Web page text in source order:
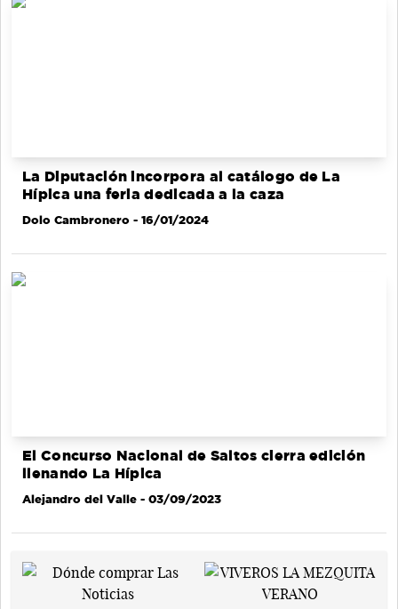
La Diputación incorpora al catálogo de La
Hípica una feria dedicada a la caza
Dolo Cambronero - 16/01/2024
El Concurso Nacional de Saltos cierra edición
llenando La Hípica
Alejandro del Valle - 03/09/2023